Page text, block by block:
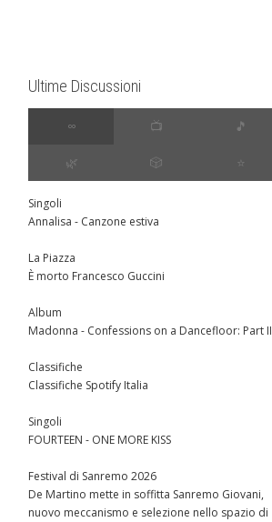
Ultime Discussioni
∞ 📺 🎵
🌿 🎲 ⭐️
Singoli
Annalisa - Canzone estiva
La Piazza
È morto Francesco Guccini
Album
Madonna - Confessions on a Dancefloor: Part II
Classifiche
Classifiche Spotify Italia
Singoli
FOURTEEN - ONE MORE KISS
Festival di Sanremo 2026
De Martino mette in soffitta Sanremo Giovani,
nuovo meccanismo e selezione nello spazio di